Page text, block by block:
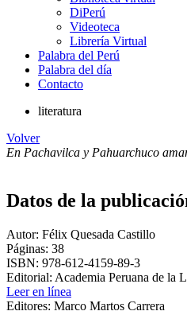
DiPerú
Videoteca
Librería Virtual
Palabra del Perú
Palabra del día
Contacto
literatura
Volver
En Pachavilca y Pahuarchuco
Datos de la
Autor: Félix Quesada Castillo
Páginas: 38
ISBN: 978-612-4159-89-3
Editorial: Academia Peruana de la
Leer en línea
Editores: Marco Martos Carrera